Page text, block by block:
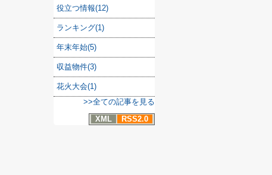
役立つ情報(12)
ランキング(1)
年末年始(5)
収益物件(3)
花火大会(1)
>>全ての記事を見る
XML
RSS2.0